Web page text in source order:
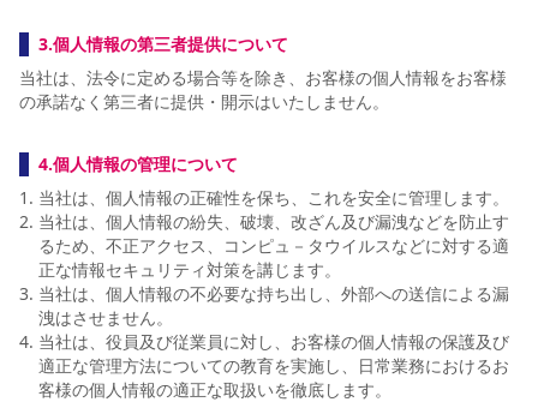
よくある質問
よくある質問
関連団体/施設
長居公園 セレッソフットサルパーク
セレッソフットサルパーク長居
セレッソスポーツパーク舞洲
YANMAR HANASAKA STADIUM
セレッソ大阪アカデミー
子供のサッカースクール
3.個人情報の第三者提供について
当社は、法令に定める場合等を除き、お客様の個人情報をお客様
の承諾なく第三者に提供・開示はいたしません。
4.個人情報の管理について
当社は、個人情報の正確性を保ち、これを安全に管理します。
当社は、個人情報の紛失、破壊、改ざん及び漏洩などを防止す
るため、不正アクセス、コンピュ－タウイルスなどに対する適
正な情報セキュリティ対策を講じます。
当社は、個人情報の不必要な持ち出し、外部への送信による漏
洩はさせません。
当社は、役員及び従業員に対し、お客様の個人情報の保護及び
適正な管理方法についての教育を実施し、日常業務におけるお
客様の個人情報の適正な取扱いを徹底します。